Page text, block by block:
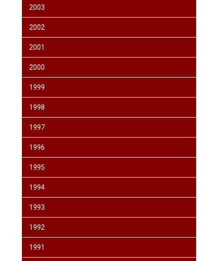
2003
2002
2001
2000
1999
1998
1997
1996
1995
1994
1993
1992
1991